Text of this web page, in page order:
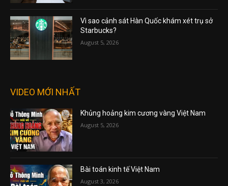
Vì sao cảnh sát Hàn Quốc khám xét trụ sở
Starbucks?
August 5, 2026
VIDEO MỚI NHẤT
Khủng hoảng kim cương vàng Việt Nam
August 5, 2026
Bài toán kinh tế Việt Nam
August 3, 2026